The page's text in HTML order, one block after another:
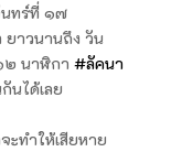
นทร์ที่ ๑๗
าวนานถึง วัน
๒ นาฬิกา #ลัคนา
นได้เลย
ทำให้เสียหาย